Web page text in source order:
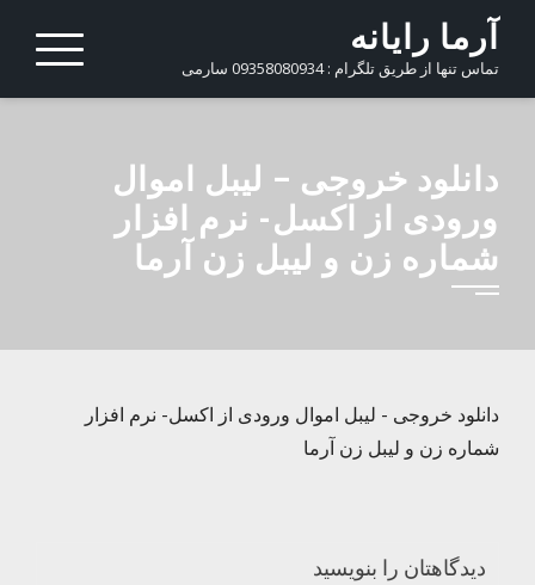
Skip
content
آرما رایانه
تماس تنها از طریق تلگرام : 09358080934 سارمی
دانلود خروجی – لیبل اموال
ورودی از اکسل- نرم افزار
شماره زن و لیبل زن آرما
دانلود خروجی - لیبل اموال ورودی از اکسل- نرم افزار
شماره زن و لیبل زن آرما
دیدگاهتان را بنویسید